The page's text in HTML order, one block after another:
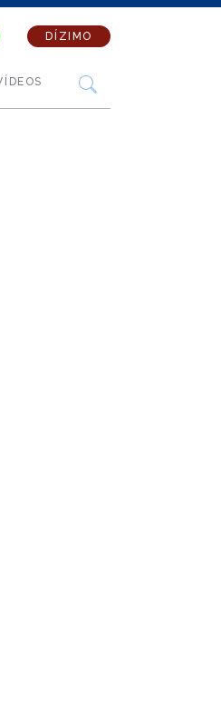
DÍZIMO